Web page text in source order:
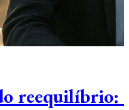
reequilíbrio: